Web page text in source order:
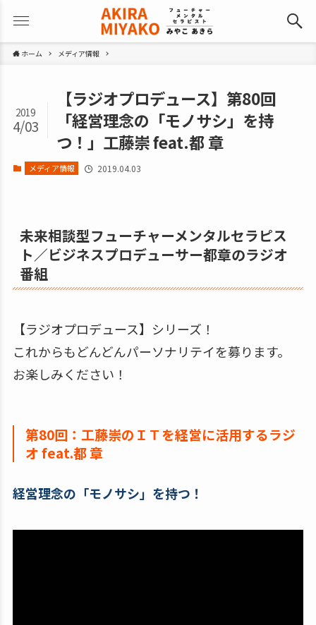
ホーム メディア情報
【ラジオプロデュース】第80回
「経営理念の「モノサシ」を持
つ！」工藤崇 feat.都 章
2019
4/03
メディア情報 2019.04.03
未来相談型フューチャーメンタルセラピス
ト／ビジネスプロデューサー都章のラジオ
番組
【ラジオプロデュース】シリーズ！
これからもどんどんパーソナリテイを募ります。
お楽しみください！
第80回：工藤崇のＩＴを経営に活用するラジ
オ feat.都 章
経営理念の「モノサシ」を持つ！